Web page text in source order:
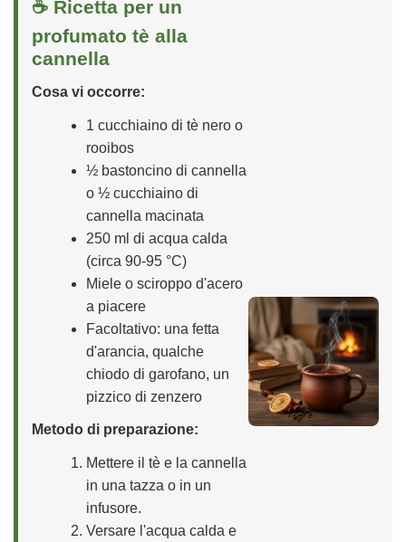
☕ Ricetta per un
profumato tè alla
cannella
Cosa vi occorre:
1 cucchiaino di tè nero o
rooibos
½ bastoncino di cannella
o ½ cucchiaino di
cannella macinata
250 ml di acqua calda
(circa 90-95 °C)
Miele o sciroppo d'acero
a piacere
Facoltativo: una fetta
d'arancia, qualche
chiodo di garofano, un
pizzico di zenzero
Metodo di preparazione:
Mettere il tè e la cannella
in una tazza o in un
infusore.
Versare l'acqua calda e